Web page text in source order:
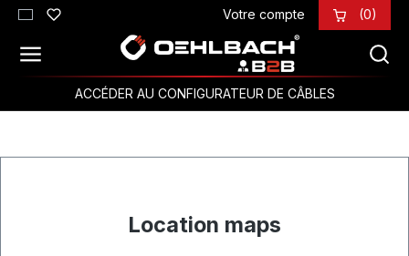
Passer au contenu principal Votre compte (0)
ACCÉDER AU CONFIGURATEUR DE CÂBLES
Location maps